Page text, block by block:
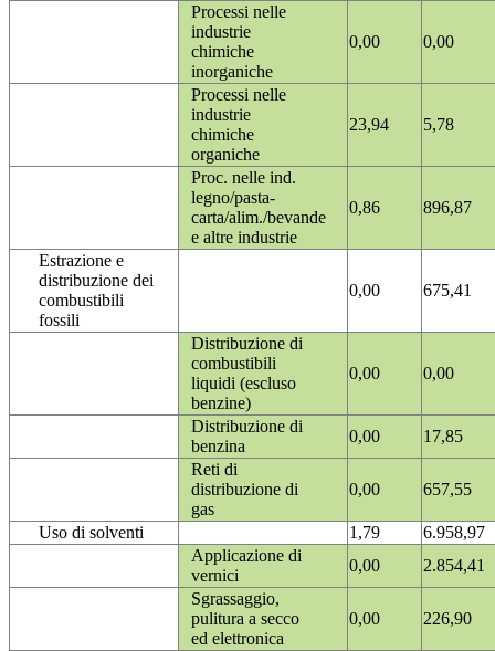
Processi nelle
industrie
chimiche
inorganiche
0,00 0,00
Processi nelle
industrie
chimiche
organiche
23,94 5,78
Proc. nelle ind.
legno/pasta-
carta/alim./bevande
e altre industrie
0,86 896,87
Estrazione e
distribuzione dei
combustibili
fossili
0,00 675,41
Distribuzione di
combustibili
liquidi (escluso
benzine)
0,00 0,00
Distribuzione di
benzina
0,00
17,85
Reti di
distribuzione di
gas
0,00 657,55
Uso di solventi 1,79
6.958,97
Applicazione di
vernici
0,00
2.854,41
Sgrassaggio,
pulitura a secco
ed elettronica
0,00 226,90